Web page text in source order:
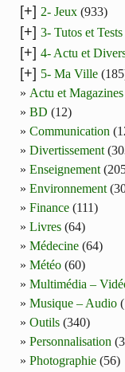
[+] 2- Jeux (933)
[+] 3- Tutos et Tests
[+] 4- Actu et
[+] 5- Ma Ville
Actu et Magazines
BD (12)
Communication
Divertissement
Enseignement
Environnement
Finance (111)
Livres (64)
Médecine (64)
Météo (60)
Multimédia –
Musique – Audio
Outils (340)
Personnalisation
Photographie (56)